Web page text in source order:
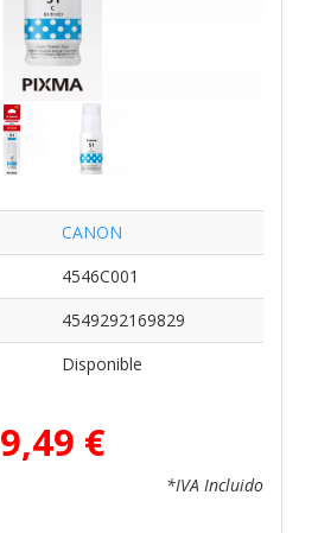
CANON
4546C001
4549292169829
Disponible
9,49 €
*IVA Incluido